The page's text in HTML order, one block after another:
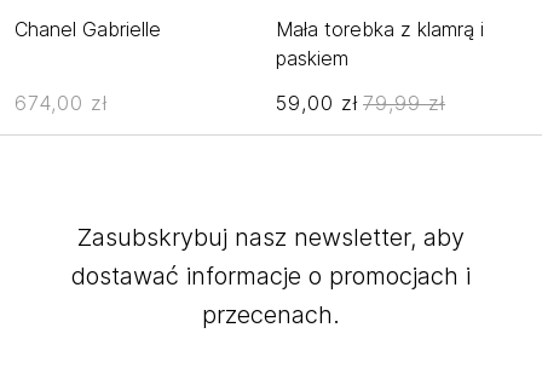
Chanel Gabrielle
674,00 zł
Mała torebka z klamrą i
paskiem
59,00 zł 79,99 zł
Zasubskrybuj nasz newsletter, aby
dostawać informacje o promocjach i
przecenach.